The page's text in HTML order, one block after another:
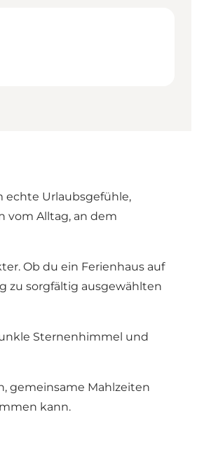
echte Urlaubsgefühle,
vom Alltag, an dem
Ob du ein Ferienhaus auf
zu sorgfältig ausgewählten
Sternenhimmel und
gemeinsame Mahlzeiten
kann.